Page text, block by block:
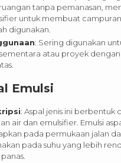
tanpa pemanasan,
untuk membuat
digunakan.
: Sering digunakan
atau proyek
Emulsi
: Aspal jenis ini berbentuk
air dan emulsifier. Emulsi
pada permukaan jalan
pada suhu yang lebih